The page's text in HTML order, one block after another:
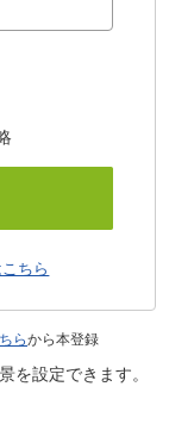
ちら
らから本登録
を設定できます。